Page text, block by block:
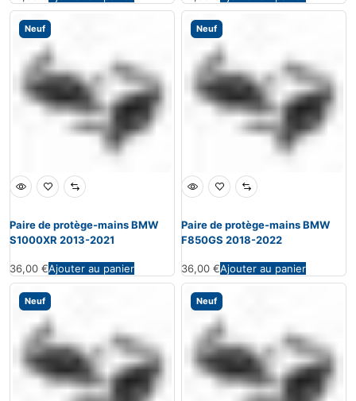
Neuf
Paire de protège-mains BMW
S1000XR 2013-2021
36,00 €Ajouter au panier
Neuf
Paire de protège-mains BMW
F850GS 2018-2022
36,00 €Ajouter au panier
Neuf Neuf